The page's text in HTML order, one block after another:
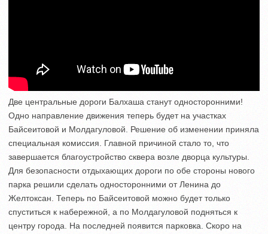
Две центральные дороги Балхаша станут односторонними!
Одно направление движения теперь будет на участках
Байсеитовой и Молдагуловой. Решение об изменении приняла
специальная комиссия. Главной причиной стало то, что
завершается благоустройство сквера возле дворца культуры.
Для безопасности отдыхающих дороги по обе стороны нового
парка решили сделать односторонними от Ленина до
Желтоксан. Теперь по Байсеитовой можно будет только
спуститься к набережной, а по Молдагуловой подняться к
центру города. На последней появится парковка. Скоро на